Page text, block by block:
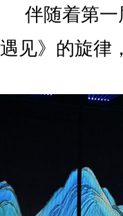
伴随着第
遇见》的旋律